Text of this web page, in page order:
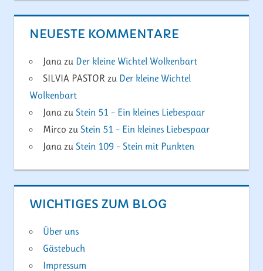
NEUESTE KOMMENTARE
Jana zu Der kleine Wichtel Wolkenbart
SILVIA PASTOR zu Der kleine Wichtel
Wolkenbart
Jana zu Stein 51 – Ein kleines Liebespaar
Mirco zu Stein 51 – Ein kleines Liebespaar
Jana zu Stein 109 – Stein mit Punkten
WICHTIGES ZUM BLOG
Über uns
Gästebuch
Impressum